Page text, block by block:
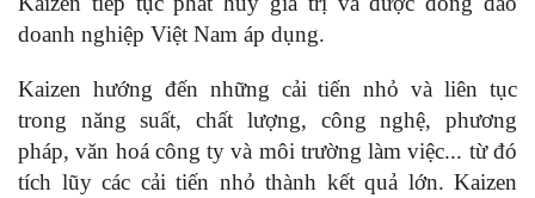
doanh nghiệp Việt Nam áp dụng.
Kaizen hướng đến những cải tiến nhỏ và liên tục
trong năng suất, chất lượng, công nghệ, phương
pháp, văn hoá công ty và môi trường làm việc... từ đó
tích lũy các cải tiến nhỏ thành kết quả lớn. Kaizen